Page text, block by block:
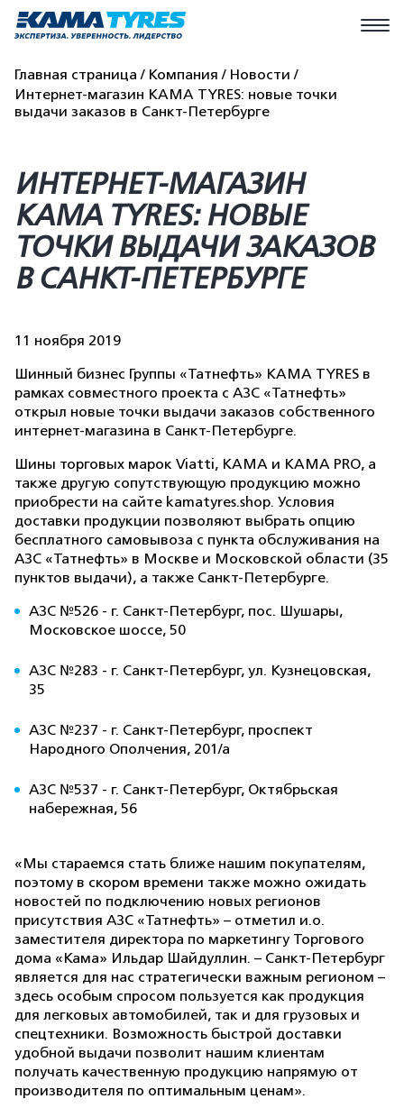
Главная страница Компания
Новости
Интернет-магазин KAMA TYRES: новые точки
выдачи заказов в Санкт-Петербурге
ИНТЕРНЕТ-МАГАЗИН
KAMA TYRES: НОВЫЕ
ТОЧКИ ВЫДАЧИ ЗАКАЗОВ
В САНКТ-ПЕТЕРБУРГЕ
11 ноября 2019
Шинный бизнес Группы «Татнефть» KAMA TYRES в
рамках совместного проекта с АЗС «Татнефть»
открыл новые точки выдачи заказов собственного
интернет-магазина в Санкт-Петербурге.
Шины торговых марок Viatti, KAMA и KAMA PRO, а
также другую сопутствующую продукцию можно
приобрести на сайте kamatyres.shop. Условия
доставки продукции позволяют выбрать опцию
бесплатного самовывоза с пункта обслуживания на
АЗС «Татнефть» в Москве и Московской области (35
пунктов выдачи), а также Санкт-Петербурге.
АЗС №526 - г. Санкт-Петербург, пос. Шушары,
Московское шоссе, 50
АЗС №283 - г. Санкт-Петербург, ул. Кузнецовская,
35
АЗС №237 - г. Санкт-Петербург, проспект
Народного Ополчения, 201/а
АЗС №537 - г. Санкт-Петербург, Октябрьская
набережная, 56
«Мы стараемся стать ближе нашим покупателям,
поэтому в скором времени также можно ожидать
новостей по подключению новых регионов
присутствия АЗС «Татнефть» – отметил и.о.
заместителя директора по маркетингу Торгового
дома «Кама» Ильдар Шайдуллин. – Санкт-Петербург
является для нас стратегически важным регионом –
здесь особым спросом пользуется как продукция
для легковых автомобилей, так и для грузовых и
спецтехники. Возможность быстрой доставки
удобной выдачи позволит нашим клиентам
получать качественную продукцию напрямую от
производителя по оптимальным ценам».